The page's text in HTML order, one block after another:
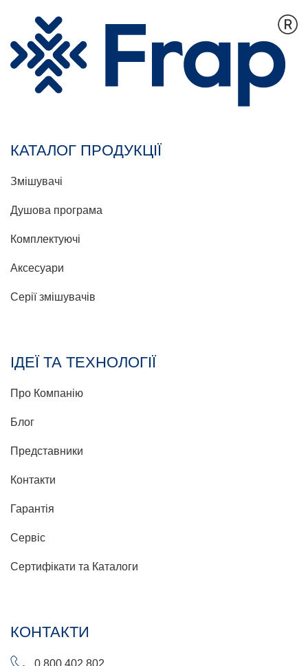
КАТАЛОГ ПРОДУКЦІЇ
Змішувачі
Душова програма
Комплектуючі
Аксесуари
Серії змішувачів
ІДЕЇ ТА ТЕХНОЛОГІЇ
Про Компанію
Блог
Представники
Контакти
Гарантія
Сервіс
Сертифікати та Каталоги
КОНТАКТИ
0 800 402 802